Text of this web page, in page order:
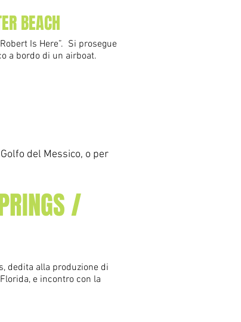
BEACH
Is Here”. Si prosegue
a bordo di un airboat.
del Messico, o per
/
dedita alla produzione di
e incontro con la